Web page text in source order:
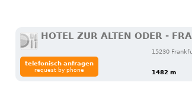
HOTEL ZUR ALTEN ODER -
15230
1482 m
telefonisch anfragen
request by phone